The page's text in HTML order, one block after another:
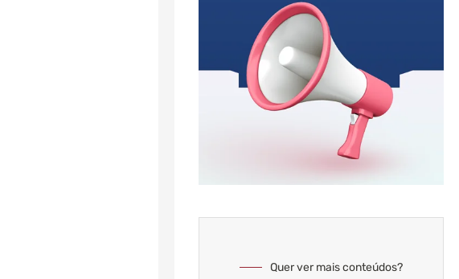
Quer ver mais conteúdos?